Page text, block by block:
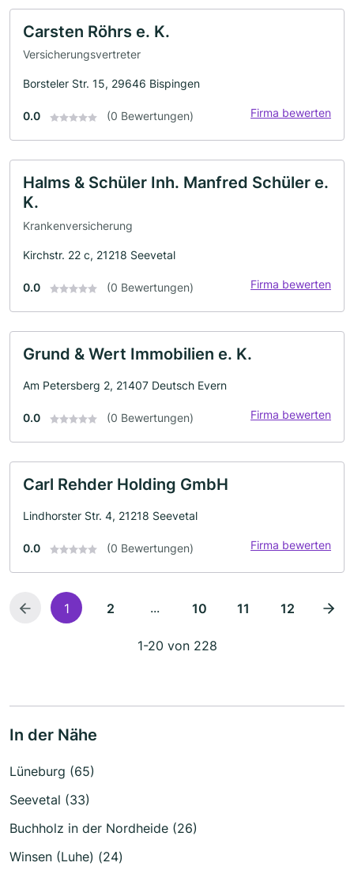
Carsten Röhrs e. K.
Versicherungsvertreter
Borsteler Str. 15, 29646 Bispingen
0.0 (0 Bewertungen) Firma bewerten
Halms & Schüler Inh. Manfred Schüler e.
K.
Krankenversicherung
Kirchstr. 22 c, 21218 Seevetal
0.0 (0 Bewertungen) Firma bewerten
Grund & Wert Immobilien e. K.
Am Petersberg 2, 21407 Deutsch Evern
0.0 (0 Bewertungen) Firma bewerten
Carl Rehder Holding GmbH
Lindhorster Str. 4, 21218 Seevetal
0.0 (0 Bewertungen) Firma bewerten
1 2 ... 10 11 12
1-20 von 228
In der Nähe
Lüneburg (65)
Seevetal (33)
Buchholz in der Nordheide (26)
Winsen (Luhe) (24)